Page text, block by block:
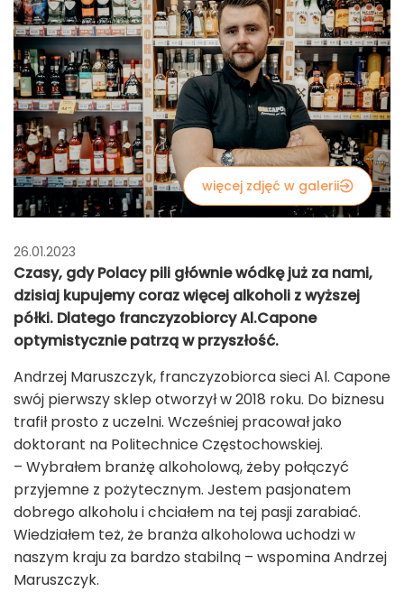
więcej zdjęć w galerii
26.01.2023
Czasy, gdy Polacy pili głównie wódkę już za nami,
dzisiaj kupujemy coraz więcej alkoholi z wyższej
półki. Dlatego franczyzobiorcy Al.Capone
optymistycznie patrzą w przyszłość.
Andrzej Maruszczyk, franczyzobiorca sieci Al. Capone
swój pierwszy sklep otworzył w 2018 roku. Do biznesu
trafił prosto z uczelni. Wcześniej pracował jako
doktorant na Politechnice Częstochowskiej.
– Wybrałem branżę alkoholową, żeby połączyć
przyjemne z pożytecznym. Jestem pasjonatem
dobrego alkoholu i chciałem na tej pasji zarabiać.
Wiedziałem też, że branża alkoholowa uchodzi w
naszym kraju za bardzo stabilną – wspomina Andrzej
Maruszczyk.